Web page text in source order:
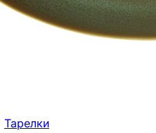
Тарелки